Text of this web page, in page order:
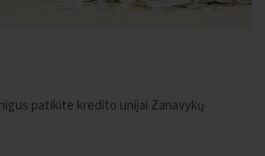
patikite kredito unijai Zanavykų